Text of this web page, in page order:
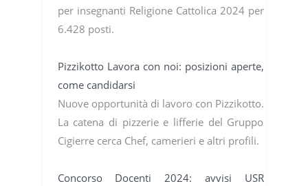
per insegnanti Religione Cattolica 2024 per
6.428 posti.
Pizzikotto Lavora con noi: posizioni aperte,
come candidarsi
Nuove opportunità di lavoro con Pizzikotto.
La catena di pizzerie e lifferie del Gruppo
Cigierre cerca Chef, camerieri e altri profili.
Concorso Docenti 2024: avvisi USR